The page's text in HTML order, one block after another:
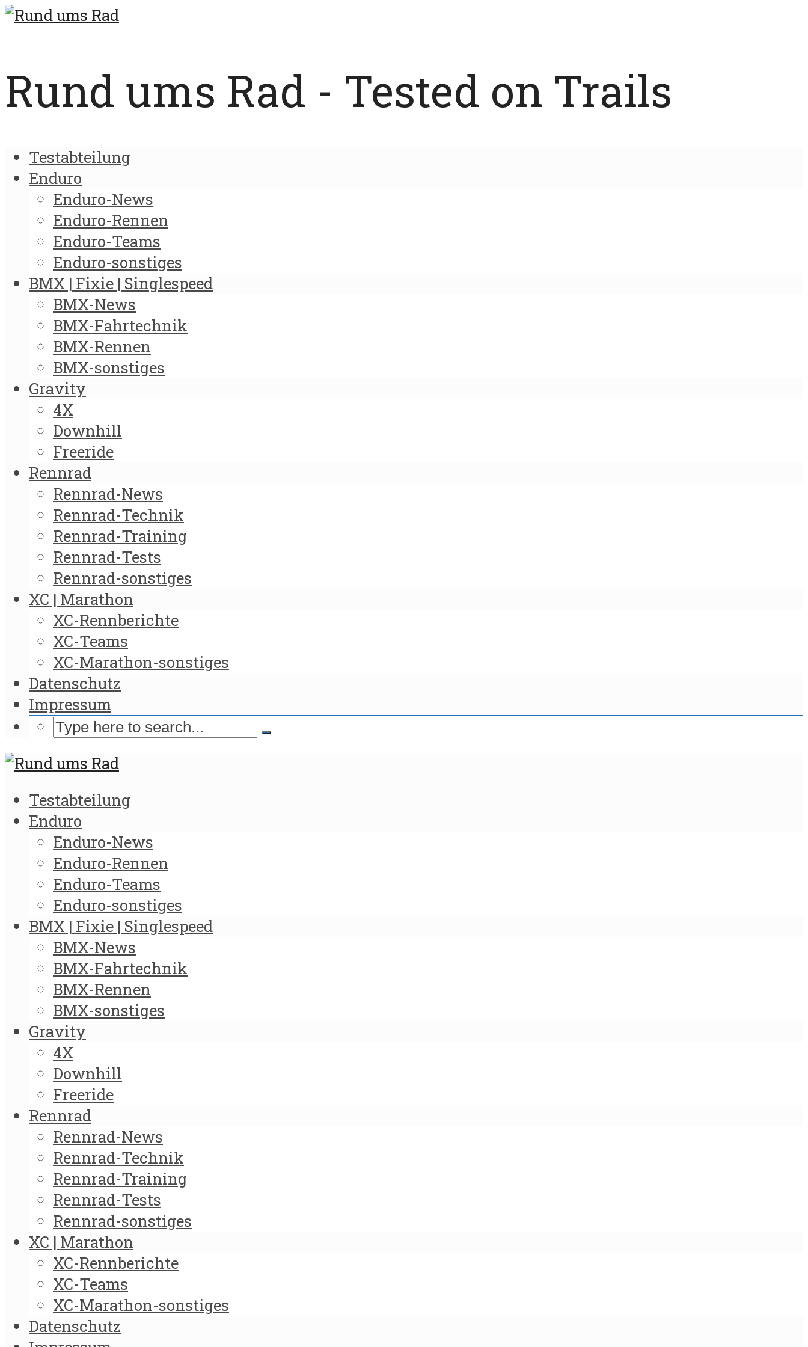
Rund ums Rad - Tested on Trails
Testabteilung
Enduro
Enduro-News
Enduro-Rennen
Enduro-Teams
Enduro-sonstiges
BMX | Fixie | Singlespeed
BMX-News
BMX-Fahrtechnik
BMX-Rennen
BMX-sonstiges
Gravity
4X
Downhill
Freeride
Rennrad
Rennrad-News
Rennrad-Technik
Rennrad-Training
Rennrad-Tests
Rennrad-sonstiges
XC | Marathon
XC-Rennberichte
XC-Teams
XC-Marathon-sonstiges
Datenschutz
Impressum
Testabteilung
Enduro
Enduro-News
Enduro-Rennen
Enduro-Teams
Enduro-sonstiges
BMX | Fixie | Singlespeed
BMX-News
BMX-Fahrtechnik
BMX-Rennen
BMX-sonstiges
Gravity
4X
Downhill
Freeride
Rennrad
Rennrad-News
Rennrad-Technik
Rennrad-Training
Rennrad-Tests
Rennrad-sonstiges
XC | Marathon
XC-Rennberichte
XC-Teams
XC-Marathon-sonstiges
Datenschutz